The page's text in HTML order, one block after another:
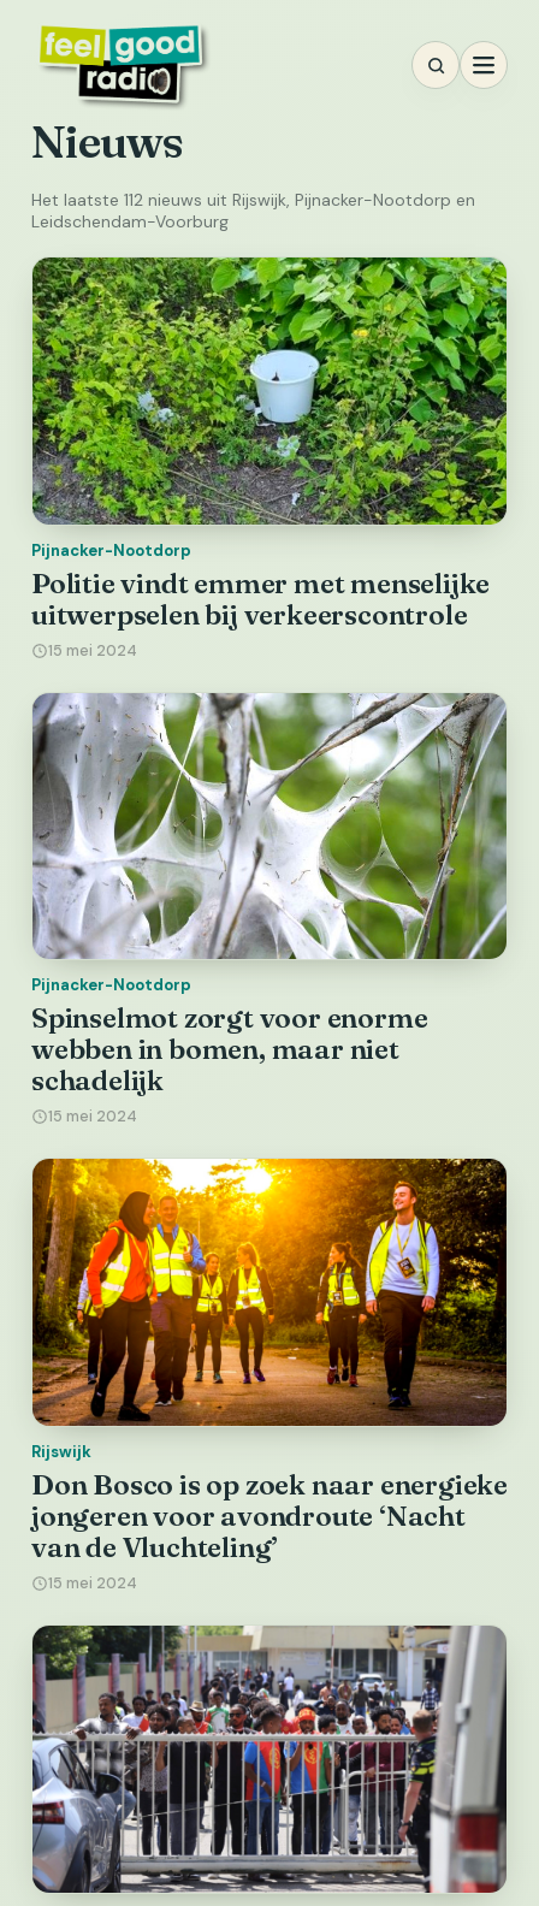
inhoud
Nieuws
Het laatste 112 nieuws uit Rijswijk, Pijnacker-Nootdorp en
Leidschendam-Voorburg
Pijnacker-Nootdorp
Politie vindt emmer met menselijke
uitwerpselen bij verkeerscontrole
15 mei 2024
Pijnacker-Nootdorp
Spinselmot zorgt voor enorme
webben in bomen, maar niet
schadelijk
15 mei 2024
Rijswijk
Don Bosco is op zoek naar energieke
jongeren voor avondroute ‘Nacht
van de Vluchteling’
15 mei 2024